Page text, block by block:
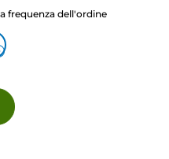
frequenza dell'ordine